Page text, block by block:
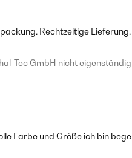
Rechtzeitige
Tec GmbH nicht
Farbe und Größe ich bin